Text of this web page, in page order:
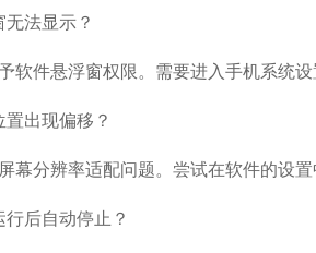
无法显示？
软件悬浮窗权限。需要进入手机系统
出现偏移？
幕分辨率适配问题。尝试在软件的设
行后自动停止？